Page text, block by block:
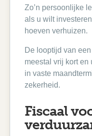
Zo’n persoonlijke
als u wilt
hoeven verhuizen.
De looptijd van
meestal vrij kort en
in vaste
zekerheid.
Fiscaal